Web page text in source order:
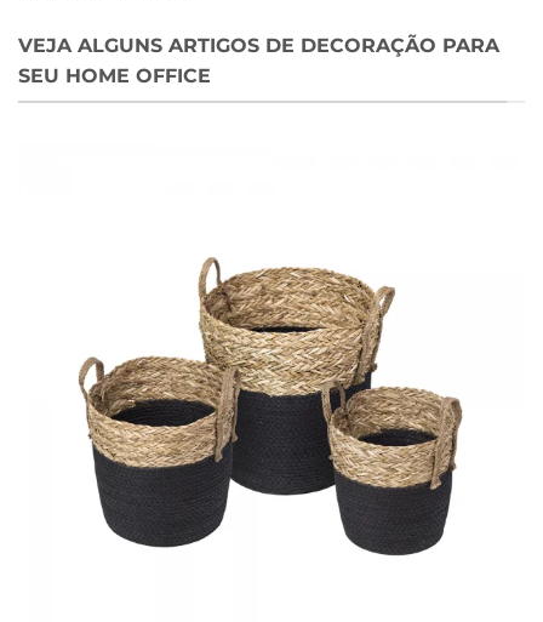
VEJA ALGUNS ARTIGOS DE DECORAÇÃO PARA
SEU HOME OFFICE